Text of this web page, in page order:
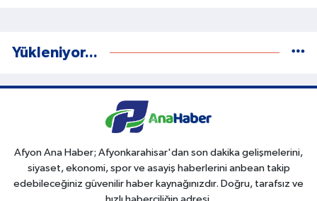
Yükleniyor...
Afyon Ana Haber; Afyonkarahisar'dan son dakika gelişmelerini,
siyaset, ekonomi, spor ve asayiş haberlerini anbean takip
edebileceğiniz güvenilir haber kaynağınızdır. Doğru, tarafsız ve
hızlı haberciliğin adresi.